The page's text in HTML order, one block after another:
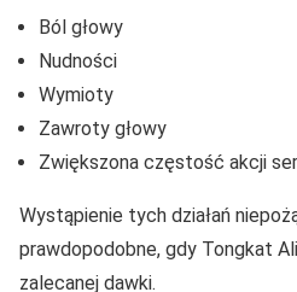
Ból głowy
Nudności
Wymioty
Zawroty głowy
Zwiększona częstość akcji
Wystąpienie tych działań
prawdopodobne, gdy Tongkat
zalecanej dawki.